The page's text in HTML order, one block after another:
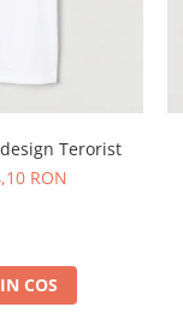
Terorist
RON
COS